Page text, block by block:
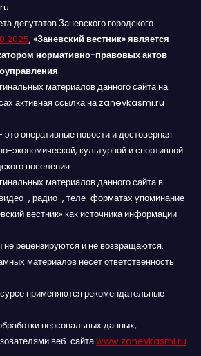
депутатов Заневского городского
, «Заневский вестник» является
нормативно-правовых актов
.
материалов данного сайта на
активная ссылка на zanevkasmi.ru
это оперативные новости и достоверная
экономической, культурной и спортивной
поселения.
материалов данного сайта в
, радио-, теле-форматах упоминание
вестник» как источника информации
рецензируются и не возвращаются.
материалов несет ответственность
применяются рекомендательные
персональных данных,
веб-сайтаwww.zanevkasmi.ru